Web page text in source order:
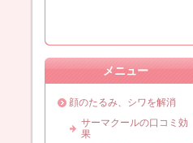
メニュー
顔のたるみ、シワを解消
サーマクールの口コミ効
果